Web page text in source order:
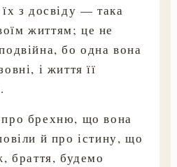
з досвіду — така
життям; це не
бо одна вона
і життя її
брехню, що вона
й про істину, що
браття, будемо